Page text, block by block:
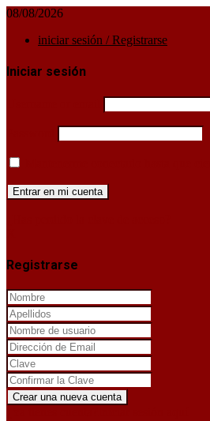
08/08/2026
iniciar sesión / Registrarse
Iniciar sesión
Registrarse